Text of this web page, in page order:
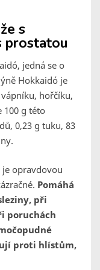
s
prostatou
jedná se o
Hokkaidó je
hořčíku,
100 g této
0,23 g tuku, 83
je opravdovou
Pomáhá
při
poruchách
proti hlístům,